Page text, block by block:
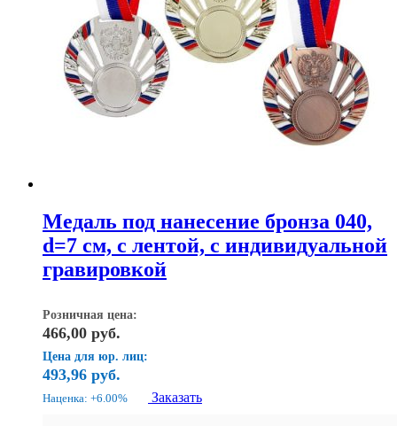
Медаль под нанесение бронза 040,
d=7 см, с лентой, с индивидуальной
гравировкой
Розничная цена:
466,00 руб.
Цена для юр. лиц:
493,96 руб.
Наценка: +6.00% Заказать